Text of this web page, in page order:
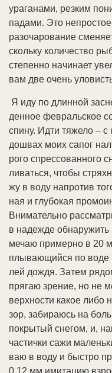
ура­га­на­ми, рез­ким
па­да­ми. Это
раз­оча­ро­ва­ние
сколь­ку ко­ли­че­ст­во
сте­пен­но на­чи­на­ет
вам две очень
Я иду по длин­ной
ден­ное фев­раль­ское
спи­ну. Ид­ти тя­же­ло –
дош­вах мо­их са­пог
ро­го спрес­со­ван­но­го
ли­вать­ся, что­бы
жу в во­ду на­про­тив
ная и глу­бо­кая
Вни­ма­тель­но
в на­де­ж­де
ме­чаю при­мер­но в 20
плы­ваю­щий­ся по во­де
лей до­ж­дя. За­тем
пря­гаю зре­ние, но не
верх­но­сти ка­кое ли­бо
зор, за­би­ра­юсь на
по­кры­тый сне­гом, и,
час­тич­ки са­жи
ваю в во­ду и бы­ст­ро
0,12 мм ими­та­цию